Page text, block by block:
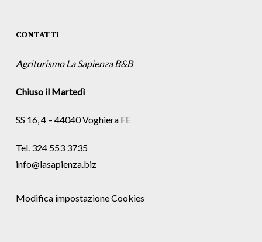
CONTATTI
Agriturismo La Sapienza B&B
Chiuso il Martedì
SS 16, 4 – 44040 Voghiera FE
Tel. 324 553 3735
info@lasapienza.biz
Modifica impostazione Cookies